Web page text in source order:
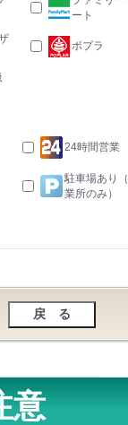
ート
ポプラ
24時間営業
駐車場あり
業所のみ）
意